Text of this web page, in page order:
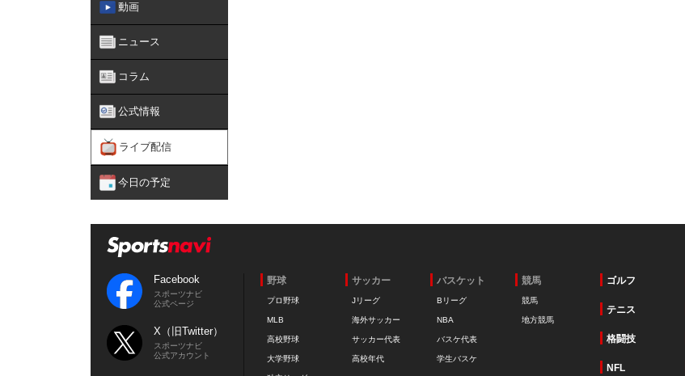
動画
ニュース
コラム
公式情報
ライブ配信
今日の予定
Facebook
スポーツナビ
公式ページ
X（旧Twitter）
スポーツナビ
公式アカウント
野球
プロ野球
MLB
高校野球
大学野球
サッカー
Jリーグ
海外サッカー
サッカー代表
高校年代
バスケット
Bリーグ
NBA
バスケ代表
学生バスケ
競馬
競馬
地方競馬
ゴルフ
テニス
格闘技
NFL